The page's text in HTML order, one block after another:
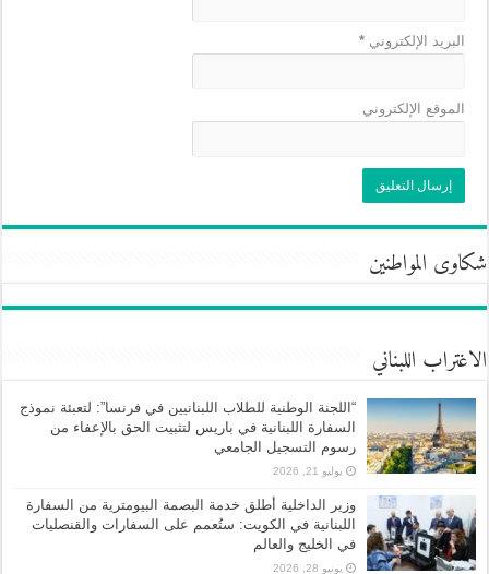
البريد الإلكتروني*
الموقع الإلكتروني
شكاوى المواطنين
الاغتراب اللبناني
“اللجنة الوطنية للطلاب اللبنانيين في فرنسا”: لتعبئة نموذج
السفارة اللبنانية في باريس لتثبيت الحق بالإعفاء من
رسوم التسجيل الجامعي
يوليو 21, 2026
وزير الداخلية أطلق خدمة البصمة البيومترية من السفارة
اللبنانية في الكويت: ستُعمم على السفارات والقنصليات
في الخليج والعالم
يونيو 28, 2026